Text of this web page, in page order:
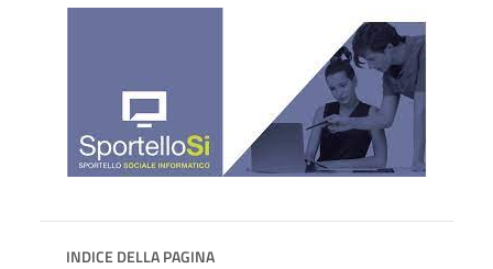
INDICE DELLA PAGINA